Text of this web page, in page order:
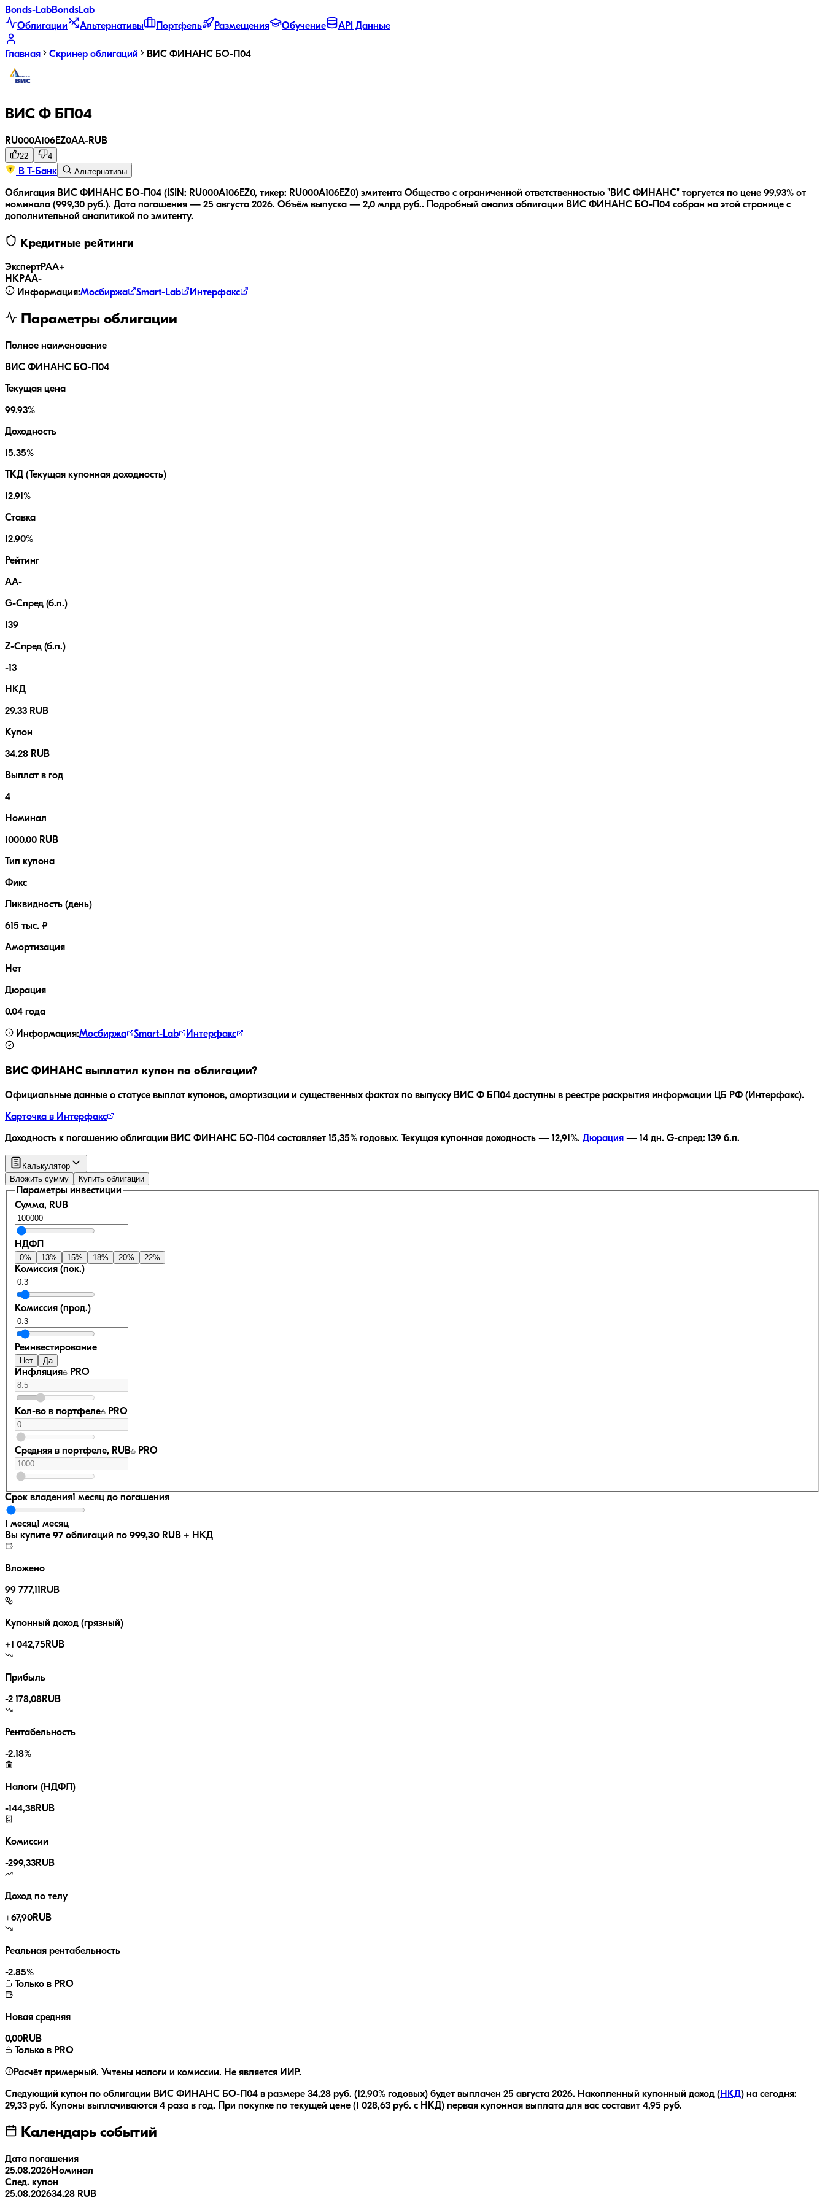
Bonds-LabBondsLab
Облигации
Альтернативы Портфель Размещения Обучение API Данные
Главная Скринер облигаций ВИС ФИНАНС БО-П04
ВИС Ф БП04
RU000A106EZ0AA-RUB
22 4
В Т-Банк Альтернативы
Облигация ВИС ФИНАНС БО-П04 (ISIN: RU000A106EZ0, тикер: RU000A106EZ0) эмитента Общество с ограниченной ответственностью "ВИС ФИНАНС" торгуется по цене 99,93% от
номинала (999,30 руб.). Дата погашения — 25 августа 2026. Объём выпуска — 2,0 млрд руб.. Подробный анализ облигации ВИС ФИНАНС БО-П04 собран на этой странице с
дополнительной аналитикой по эмитенту.
Кредитные рейтинги
ЭкспертРАA+
НКРAA-
Информация:Мосбиржа Smart-Lab Интерфакс
Параметры облигации
Полное наименование
ВИС ФИНАНС БО-П04
Текущая цена
99.93%
Доходность
15.35%
ТКД (Текущая купонная доходность)
12.91%
Ставка
12.90%
Рейтинг
AA-
G-Спред (б.п.)
139
Z-Спред (б.п.)
-13
НКД
29.33 RUB
Купон
34.28 RUB
Выплат в год
4
Номинал
1000.00 RUB
Тип купона
Фикс
Ликвидность (день)
615 тыс. ₽
Амортизация
Нет
Дюрация
0.04 года
Информация:Мосбиржа Smart-Lab Интерфакс
ВИС ФИНАНС выплатил купон по облигации?
Официальные данные о статусе выплат купонов, амортизации и существенных фактах по выпуску ВИС Ф БП04 доступны в реестре раскрытия информации ЦБ РФ (Интерфакс).
Карточка в Интерфакс
Доходность к погашению облигации ВИС ФИНАНС БО-П04 составляет 15,35% годовых. Текущая купонная доходность — 12,91%. Дюрация — 14 дн. G-спред: 139 б.п.
Калькулятор
Вложить сумму
Купить облигации
Параметры инвестиции
Сумма, RUB
НДФЛ
0% 13% 15% 18% 20% 22%
Комиссия (пок.)
Комиссия (прод.)
Реинвестирование
Нет Да
Инфляция PRO
Кол-во в портфеле PRO
Средняя в портфеле, RUB PRO
Срок владения1 месяц до погашения
1 месяц1 месяц
Вы купите 97 облигаций по 999,30 RUB + НКД
Вложено
99 777,11 RUB
Купонный доход (грязный)
+1 042,75 RUB
Прибыль
-2 178,08RUB
Рентабельность
-2.18%
Налоги (НДФЛ)
-144,38RUB
Комиссии
-299,33RUB
Доход по телу
+67,90RUB
Реальная рентабельность
-2.85%
Только в PRO
Новая средняя
0,00RUB
Только в PRO
Расчёт примерный. Учтены налоги и комиссии. Не является ИИР.
Следующий купон по облигации ВИС ФИНАНС БО-П04 в размере 34,28 руб. (12,90% годовых) будет выплачен 25 августа 2026. Накопленный купонный доход ( НКД) на сегодня:
29,33 руб. Купоны выплачиваются 4 раза в год. При покупке по текущей цене (1 028,63 руб. с НКД) первая купонная выплата для вас составит 4,95 руб.
Календарь событий
Дата погашения
25.08.2026Номинал
След. купон
25.08.202634.28 RUB